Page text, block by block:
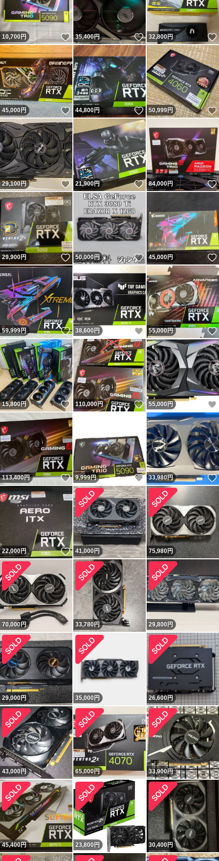
10,700円 いいね！
35,400円 いいね！
32,800円
45,000円 いいね！
44,800円 いいね！
50,999円
29,100円 いいね！
21,900円 いいね！
84,000円
29,900円 いいね！
50,000円 いいね！
45,000円
59,999円 いいね！
38,600 円 いいね！
55,000円
15,800円 いいね！
110,000円 いいね！
55,000 円
113,400円 いいね！
9,999円 いいね！
33,980円
22,000円 いいね！
41,000円 75,980円
70,000円 33,780円 29,800円
29,000円 35,000 円 26,600円
43,000円 65,000円 33,900円
45,400円 23,800 円 30,400円